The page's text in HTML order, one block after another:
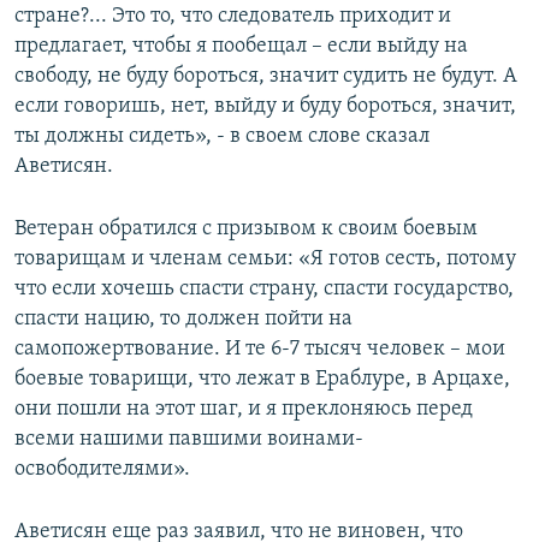
стране?... Это то, что следователь приходит и
предлагает, чтобы я пообещал – если выйду на
свободу, не буду бороться, значит судить не будут. А
если говоришь, нет, выйду и буду бороться, значит,
ты должны сидеть», - в своем слове сказал
Аветисян.
Ветеран обратился с призывом к своим боевым
товарищам и членам семьи: «Я готов сесть, потому
что если хочешь спасти страну, спасти государство,
спасти нацию, то должен пойти на
самопожертвование. И те 6-7 тысяч человек – мои
боевые товарищи, что лежат в Ераблуре, в Арцахе,
они пошли на этот шаг, и я преклоняюсь перед
всеми нашими павшими воинами-
освободителями».
Аветисян еще раз заявил, что не виновен, что